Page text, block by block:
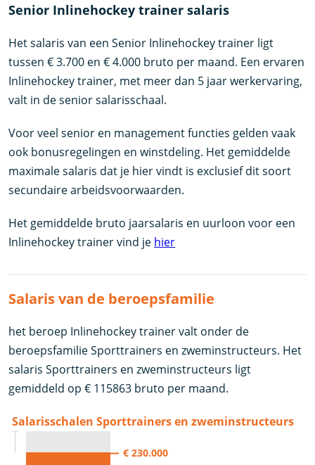
Senior Inlinehockey trainer salaris
Het salaris van een Senior Inlinehockey trainer ligt
tussen € 3.700 en € 4.000 bruto per maand. Een ervaren
Inlinehockey trainer, met meer dan 5 jaar werkervaring,
valt in de senior salarisschaal.
Voor veel senior en management functies gelden vaak
ook bonusregelingen en winstdeling. Het gemiddelde
maximale salaris dat je hier vindt is exclusief dit soort
secundaire arbeidsvoorwaarden.
Het gemiddelde bruto jaarsalaris en uurloon voor een
Inlinehockey trainer vind je hier
Salaris van de beroepsfamilie
het beroep Inlinehockey trainer valt onder de
beroepsfamilie Sporttrainers en zweminstructeurs. Het
salaris Sporttrainers en zweminstructeurs ligt
gemiddeld op € 115863 bruto per maand.
Salarisschalen Sporttrainers en zweminstructeurs
€ 230.000